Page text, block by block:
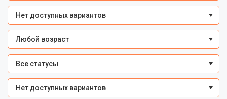
Нет доступных вариантов
Любой возраст
Все статусы
Нет доступных вариантов